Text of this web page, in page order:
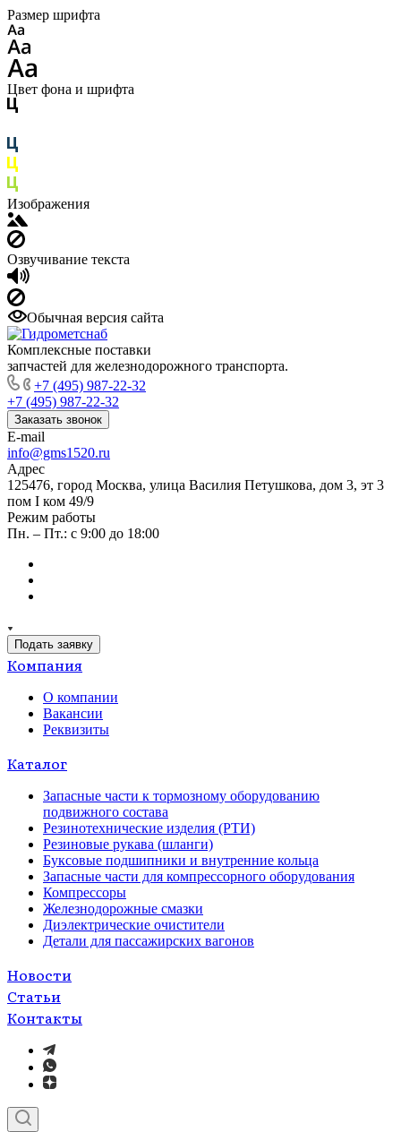
Размер шрифта
Цвет фона и шрифта
Изображения
Озвучивание текста
Обычная версия сайта
Комплексные поставки
запчастей для железнодорожного транспорта.
+7 (495) 987-22-32
+7 (495) 987-22-32
Заказать звонок
E-mail
info@gms1520.ru
Адрес
125476, город Москва, улица Василия Петушкова, дом 3, эт 3
пом I ком 49/9
Режим работы
Пн. – Пт.: с 9:00 до 18:00
Подать заявку
Компания
О компании
Вакансии
Реквизиты
Каталог
Запасные части к тормозному оборудованию
подвижного состава
Резинотехнические изделия (РТИ)
Резиновые рукава (шланги)
Буксовые подшипники и внутренние кольца
Запасные части для компрессорного оборудования
Компрессоры
Железнодорожные смазки
Диэлектрические очистители
Детали для пассажирских вагонов
Новости
Статьи
Контакты